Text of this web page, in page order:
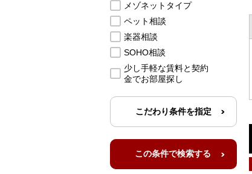
メゾネットタイプ
ペット相談
楽器相談
SOHO相談
少し手軽な賃料と契約
金でお部屋探し
こだわり条件を指定